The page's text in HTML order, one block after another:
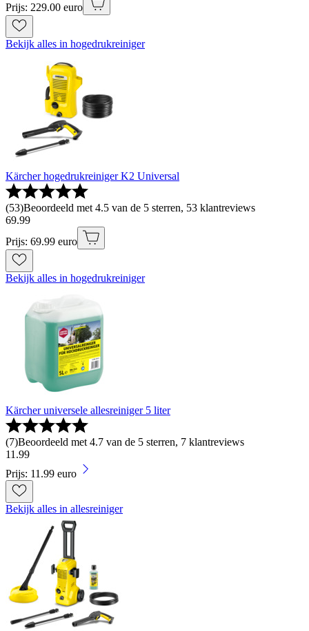
Prijs: 229.00 euro
Bekijk alles in hogedrukreiniger
Kärcher hogedrukreiniger K2 Universal
(53)Beoordeeld met 4.5 van de 5 sterren, 53 klantreviews
69.99
Prijs: 69.99 euro
Bekijk alles in hogedrukreiniger
Kärcher universele allesreiniger 5 liter
(7)Beoordeeld met 4.7 van de 5 sterren, 7 klantreviews
11 .99
Prijs: 11.99 euro
Bekijk alles in allesreiniger